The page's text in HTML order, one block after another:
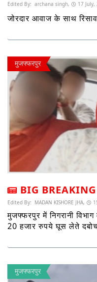
Edited By: archana singh, 17
जोरदार आवाज के साथ
मुजफ्फरपुर
BIG BREAKING
Edited By: MADAN KISHORE JHA,
मुजफ्फरपुर में निगरानी
20 हजार रुपये घूस लेते
मुजफ्फरपुर